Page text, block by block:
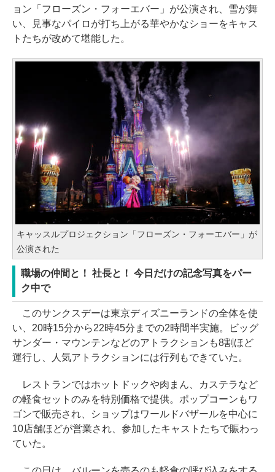
ョン「フローズン・フォーエバー」が公演され、雪が舞
い、見事なパイロが打ち上がる華やかなショーをキャス
トたちが改めて堪能した。
キャッスルプロジェクション「フローズン・フォーエバー」が
公演された
職場の仲間と！ 社長と！ 今日だけの記念写真をパー
ク中で
このサンクスデーは東京ディズニーランドの全体を使
い、20時15分から22時45分までの2時間半実施。ビッグ
サンダー・マウンテンなどのアトラクションも8割ほど
運行し、人気アトラクションには行列もできていた。
レストランではホットドックや肉まん、カステラなど
の軽食セットのみを特別価格で提供。ポップコーンもワ
ゴンで販売され、ショップはワールドバザールを中心に
10店舗ほどが営業され、参加したキャストたちで賑わっ
ていた。